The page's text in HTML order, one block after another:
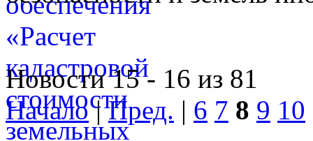
Новости 15 - 16 из 81
Начало|Пред. | 6 7 8 9 10